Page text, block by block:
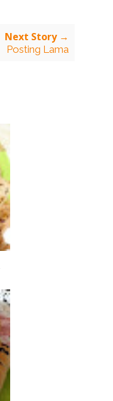
Next Story →
Posting Lama